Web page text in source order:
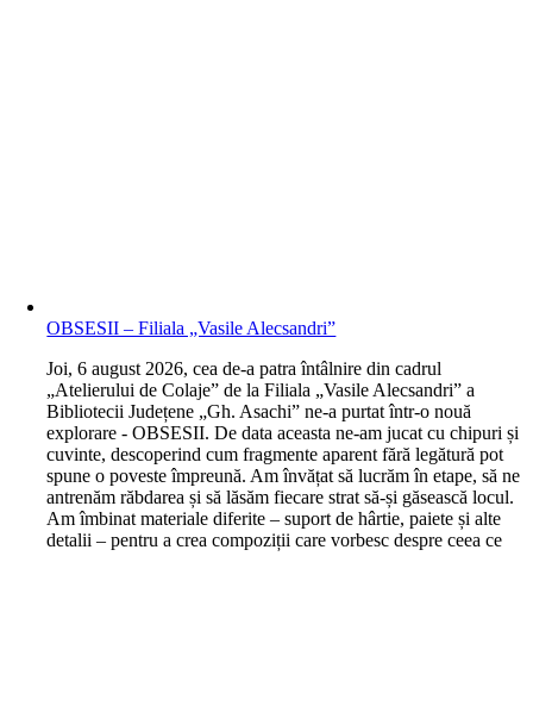
OBSESII – Filiala „Vasile Alecsandri”
Joi, 6 august 2026, cea de-a patra întâlnire din cadrul
„Atelierului de Colaje” de la Filiala „Vasile Alecsandri” a
Bibliotecii Județene „Gh. Asachi” ne-a purtat într-o nouă
explorare - OBSESII. De data aceasta ne-am jucat cu chipuri și
cuvinte, descoperind cum fragmente aparent fără legătură pot
spune o poveste împreună. Am învățat să lucrăm în etape, să ne
antrenăm răbdarea și să lăsăm fiecare strat să-și găsească locul.
Am îmbinat materiale diferite – suport de hârtie, paiete și alte
detalii – pentru a crea compoziții care vorbesc despre ceea ce